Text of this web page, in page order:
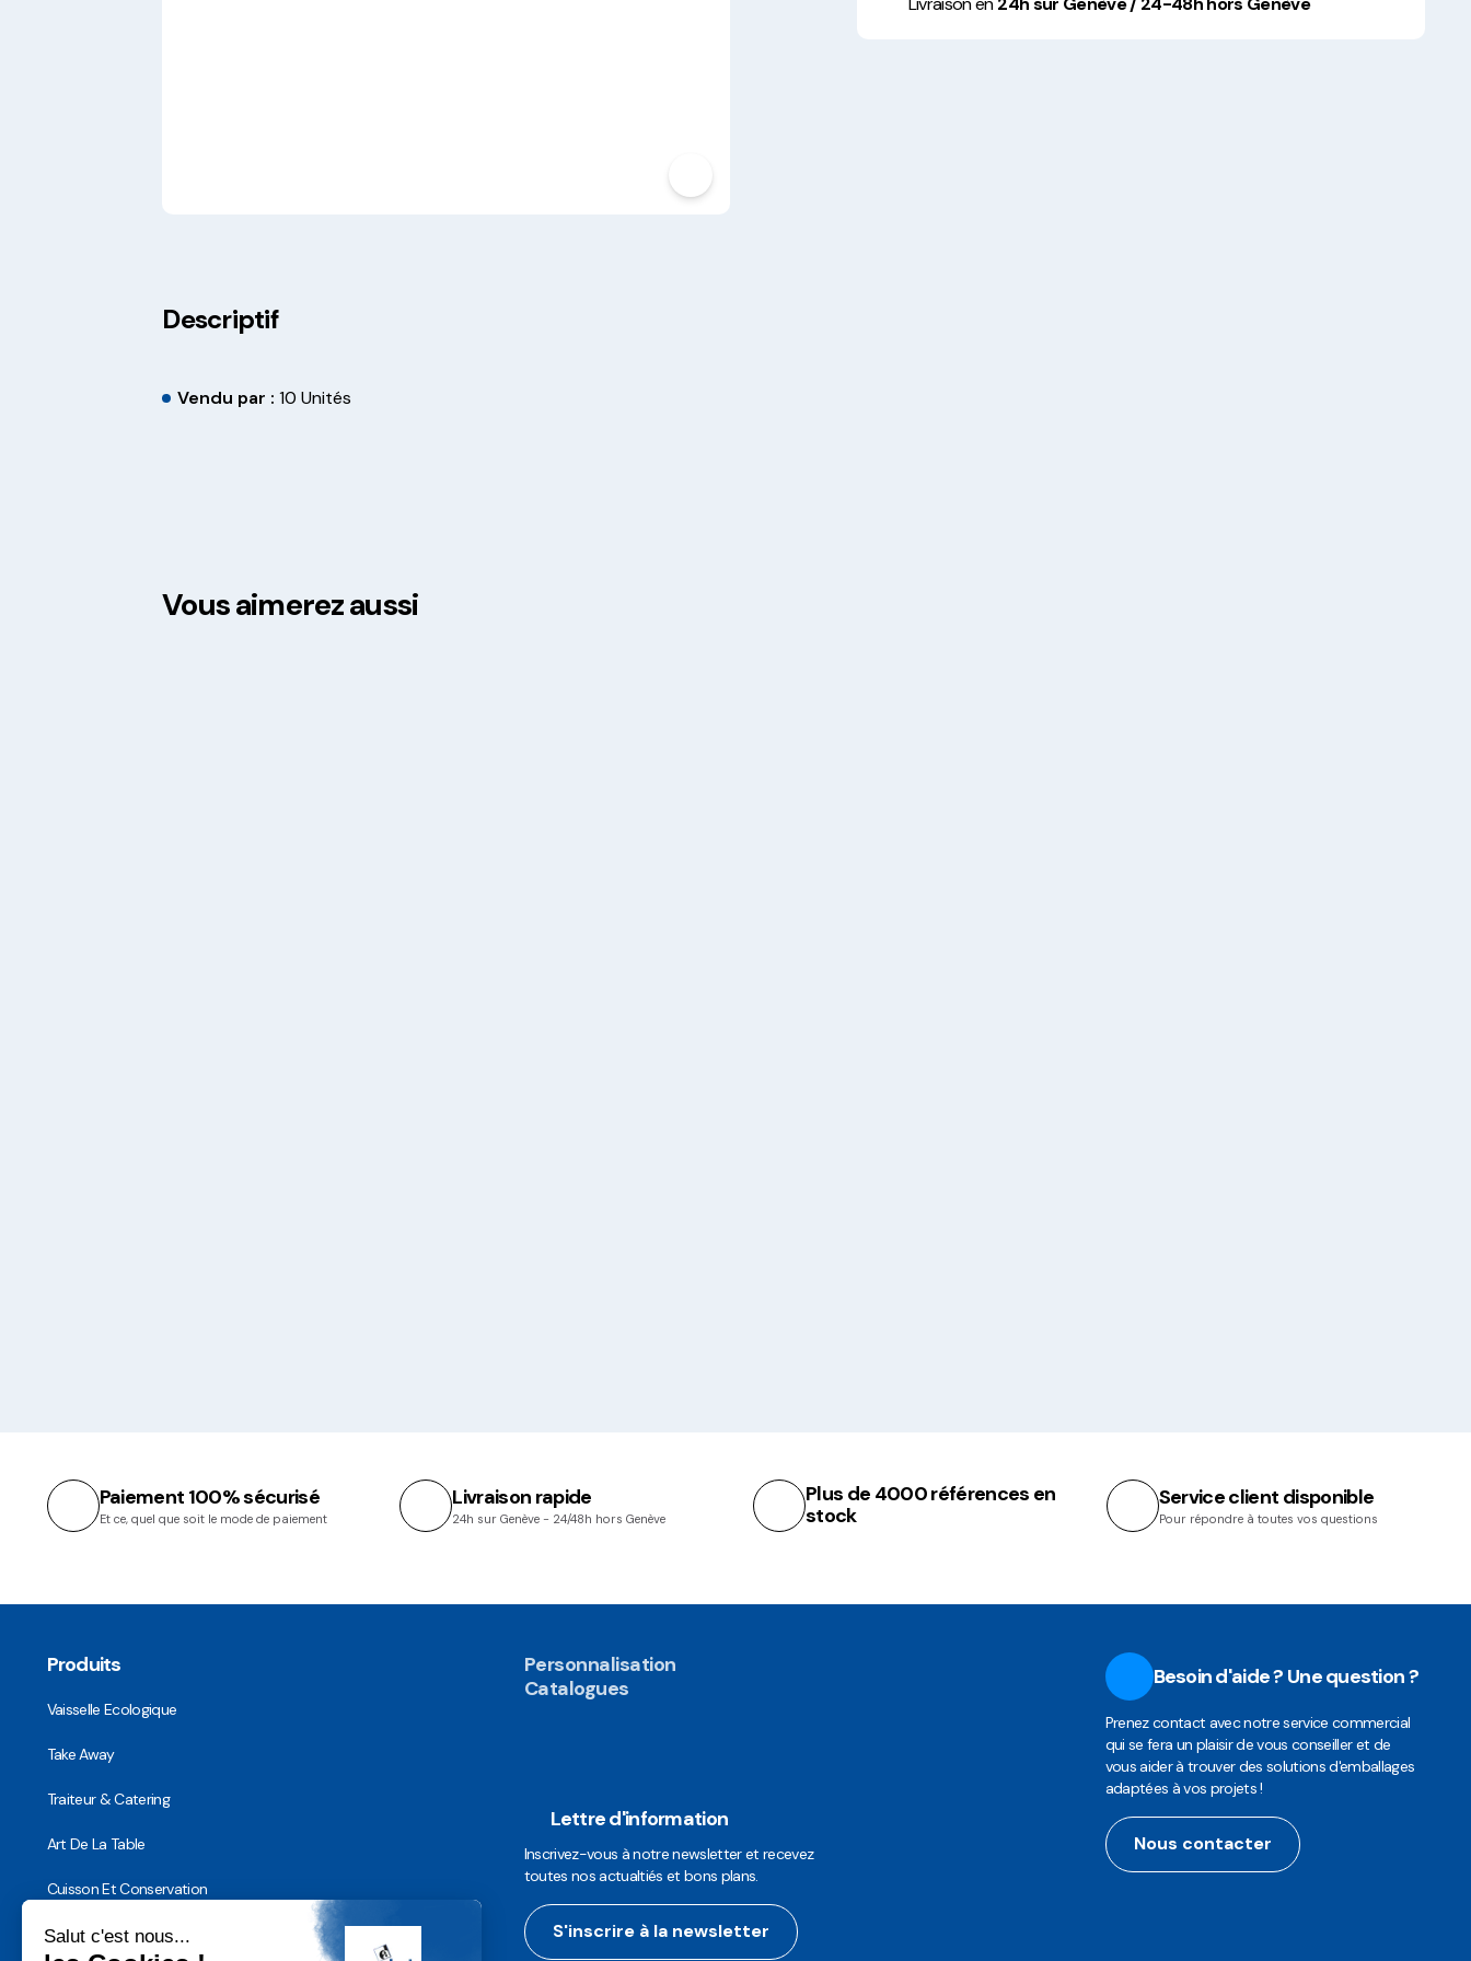
Descriptif
Vendu par :10 Unités
Vous aimerez aussi
Paiement 100% sécurisé
Et ce, quel que soit le mode de paiement
Livraison rapide
24h sur Genève - 24/48h hors Genève
Plus de 4000 références en
stock
Service client disponible
Pour répondre à toutes vos questions
Produits
Vaisselle Ecologique
Take Away
Traiteur & Catering
Art De La Table
Cuisson Et Conservation
Hygiène, Sécurité et Traçabilité
Personnalisation
Catalogues
Lettre d'information
Inscrivez-vous à notre newsletter et recevez
toutes nos actualtiés et bons plans.
S'inscrire à la newsletter
Besoin d'aide ? Une question ?
Prenez contact avec notre service commercial
qui se fera un plaisir de vous conseiller et de
vous aider à trouver des solutions d'emballages
adaptées à vos projets !
Nous contacter